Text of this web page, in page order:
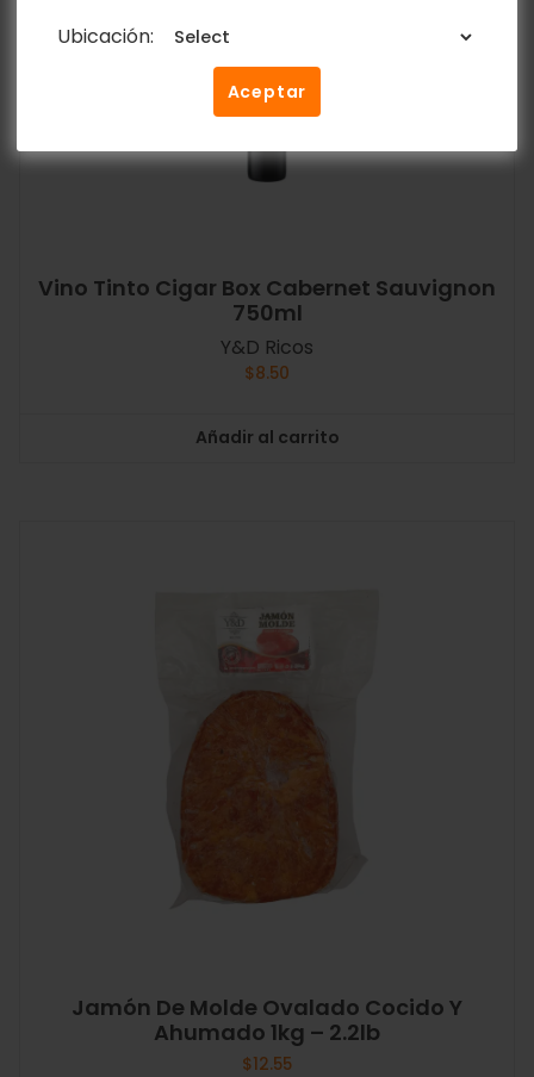
Ubicación:
Aceptar
Vino Tinto Cigar Box Cabernet Sauvignon
750ml
Y&D Ricos
$8.50
Añadir al carrito
Jamón De Molde Ovalado Cocido Y
Ahumado 1kg – 2.2lb
$12.55